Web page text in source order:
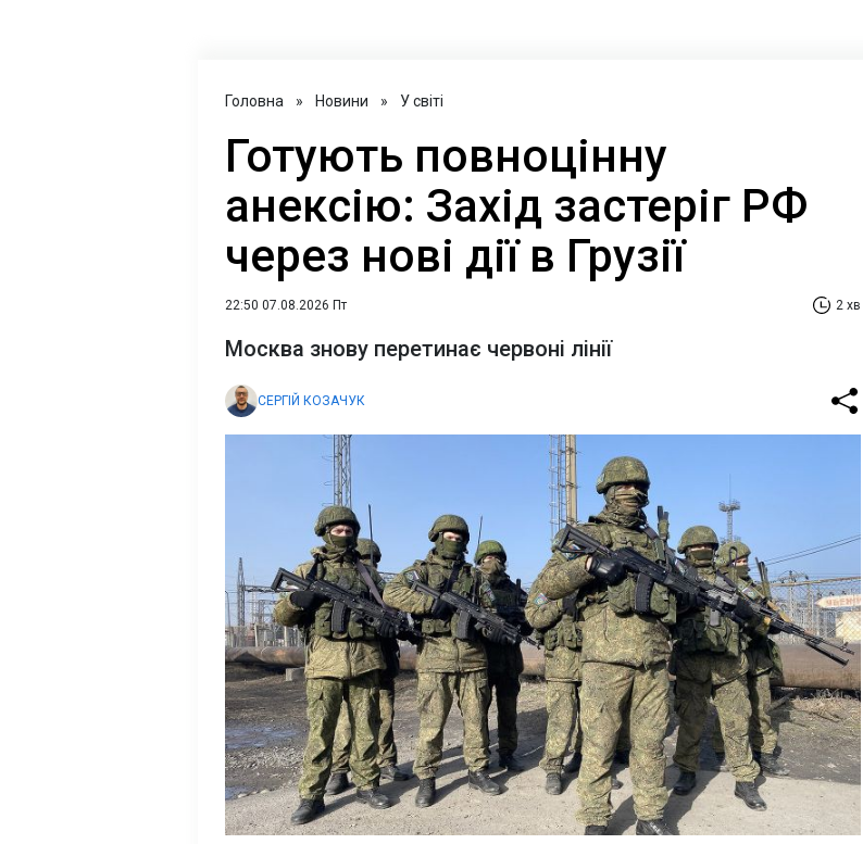
Головна » Новини » У світі
Готують повноцінну
анексію: Захід застеріг РФ
через нові дії в Грузії
22:50 07.08.2026 Пт 2 хв
Москва знову перетинає червоні лінії
СЕРГІЙ КОЗАЧУК